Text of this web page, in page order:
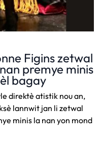
Figins zetwal
premye minis
bagay
direktè atistik nou an,
lannwit jan li zetwal
minis la nan yon mond